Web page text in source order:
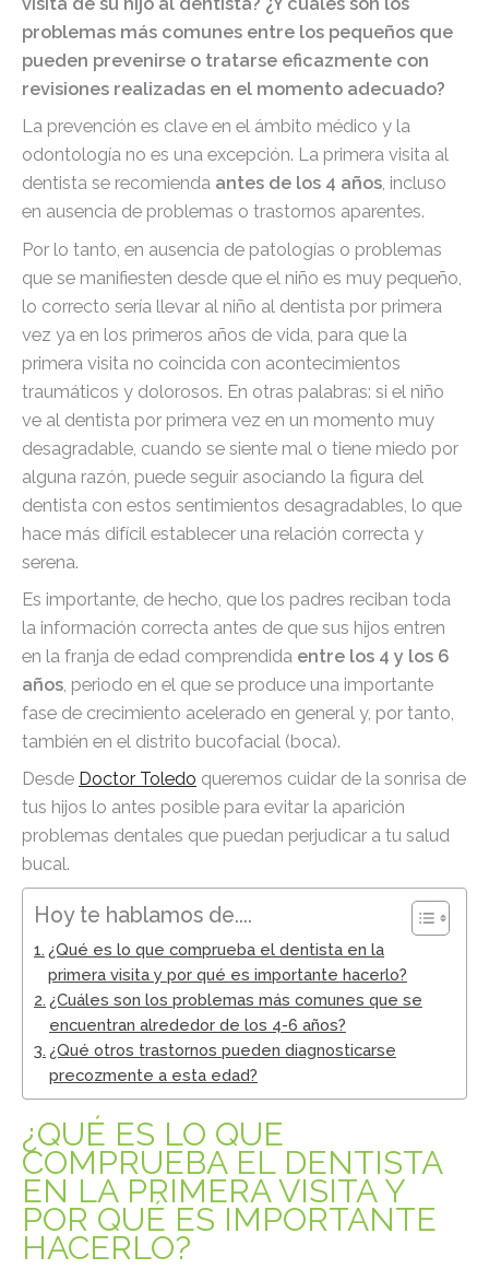
problemas más comunes entre los pequeños que
pueden prevenirse o tratarse eficazmente con
revisiones realizadas en el momento adecuado?
La prevención es clave en el ámbito médico y la
odontología no es una excepción. La primera visita al
dentista se recomienda antes de los 4 años, incluso
en ausencia de problemas o trastornos aparentes.
Por lo tanto, en ausencia de patologías o problemas
que se manifiesten desde que el niño es muy pequeño,
lo correcto sería llevar al niño al dentista por primera
vez ya en los primeros años de vida, para que la
primera visita no coincida con acontecimientos
traumáticos y dolorosos. En otras palabras: si el niño
ve al dentista por primera vez en un momento muy
desagradable, cuando se siente mal o tiene miedo por
alguna razón, puede seguir asociando la figura del
dentista con estos sentimientos desagradables, lo que
hace más difícil establecer una relación correcta y
serena.
Es importante, de hecho, que los padres reciban toda
la información correcta antes de que sus hijos entren
en la franja de edad comprendida entre los 4 y los 6
años, periodo en el que se produce una importante
fase de crecimiento acelerado en general y, por tanto,
también en el distrito bucofacial (boca).
Desde Doctor Toledo queremos cuidar de la sonrisa de
tus hijos lo antes posible para evitar la aparición
problemas dentales que puedan perjudicar a tu salud
bucal.
Hoy te hablamos de....
¿Qué es lo que comprueba el dentista en la
primera visita y por qué es importante hacerlo?
¿Cuáles son los problemas más comunes que se
encuentran alrededor de los 4-6 años?
¿Qué otros trastornos pueden diagnosticarse
precozmente a esta edad?
¿QUÉ ES LO QUE
COMPRUEBA EL DENTISTA
EN LA PRIMERA VISITA Y
POR QUÉ ES IMPORTANTE
HACERLO?